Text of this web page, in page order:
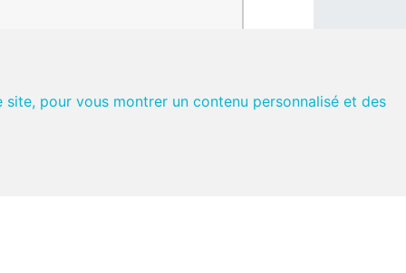
pour vous montrer un contenu personnalisé et des